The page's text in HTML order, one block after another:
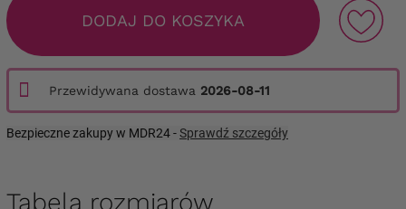
DODAJ DO KOSZYKA
Przewidywana dostawa 2026-08-11
Bezpieczne zakupy w MDR24 -Sprawdź szczegóły
Tabela rozmiarów